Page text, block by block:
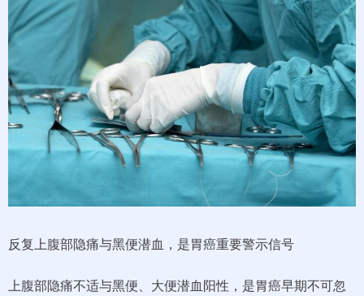
反复上腹部隐痛与黑便潜血，是胃癌重要警示信号
上腹部隐痛不适与黑便、大便潜血阳性，是胃癌早期不可忽